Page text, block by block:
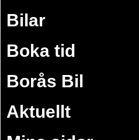
Bilar
Boka tid
Borås Bil
Aktuellt